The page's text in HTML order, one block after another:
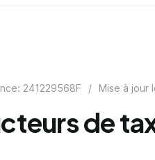
241229568F / Mise à jour
de